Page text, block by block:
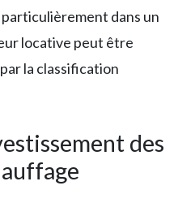
dans un
locative peut être
la classification
des